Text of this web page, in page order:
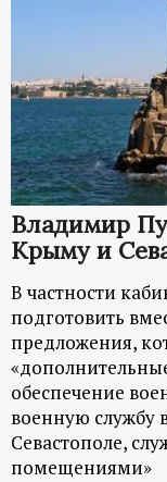
Владимир
Крыму и
В частности
подготовить
предложения,
обеспечение
военную службу
Севастополе,
помещениями»